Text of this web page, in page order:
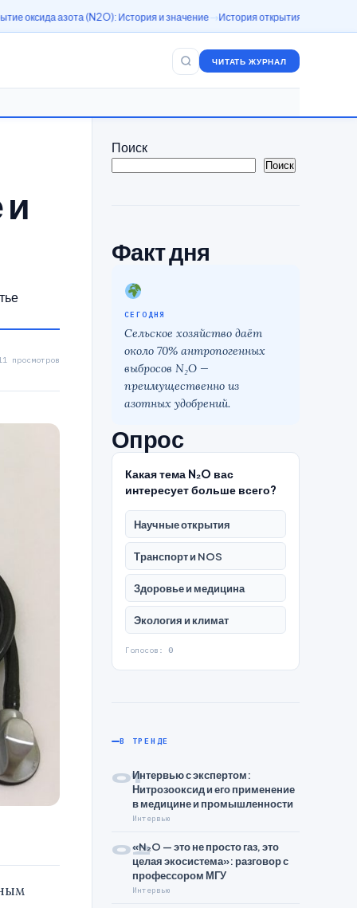
(N2O): История и значение История открытия закиси азота (N2O)
ЧИТАТЬ ЖУРНАЛ
просмотров
Поиск
Поиск
Факт дня
СЕГОДНЯ
Сельское хозяйство даёт
около 70% антропогенных
выбросов N₂O —
преимущественно из
азотных удобрений.
Опрос
Какая тема N₂O вас
интересует больше всего?
Научные открытия
Транспорт и NOS
Здоровье и медицина
Экология и климат
Голосов: 0
В ТРЕНДЕ
01Интервью с экспертом:
Нитрозооксид и его применение
в медицине и промышленности
Интервью
02«N₂O — это не просто газ, это
целая экосистема»: разговор с
профессором МГУ
Интервью